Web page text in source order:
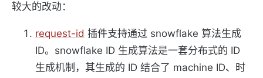
较大的改动：
request-id 插件支持通过 snowflake 算法生成
ID。snowflake ID 生成算法是一套分布式的 ID
生成机制，其生成的 ID 结合了 machine ID、时